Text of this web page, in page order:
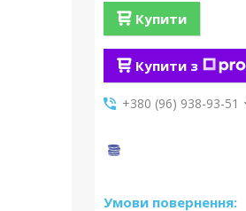
Купити
Купити з
+380 (96) 938-93-51